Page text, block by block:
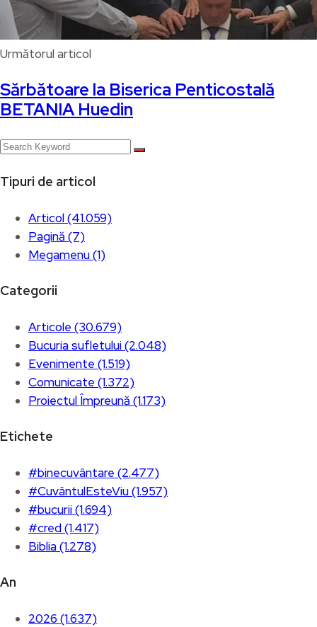
Următorul articol
Sărbătoare la Biserica Penticostală
BETANIA Huedin
Tipuri de articol
Articol (41.059)
Pagină (7)
Megamenu (1)
Categorii
Articole (30.679)
Bucuria sufletului (2.048)
Evenimente (1.519)
Comunicate (1.372)
Proiectul Împreună (1.173)
Etichete
#binecuvântare (2.477)
#CuvântulEsteViu (1.957)
#bucurii (1.694)
#cred (1.417)
Biblia (1.278)
An
2026 (1.637)